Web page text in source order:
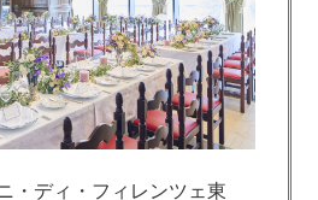
・ディ・フィレンツェ東